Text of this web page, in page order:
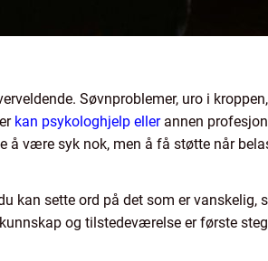
Søvnproblemer, uro i
kan psykologhjelp ellerannen
å være syk nok, men å få støtte når
kan sette ord på det som er vanskelig,
og tilstedeværelse er første